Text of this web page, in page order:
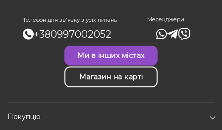
Телефон для зв'язку з усіх питань
+380997002052
Месенджери
Ми в інших містах
Магазин на карті
Покупцю